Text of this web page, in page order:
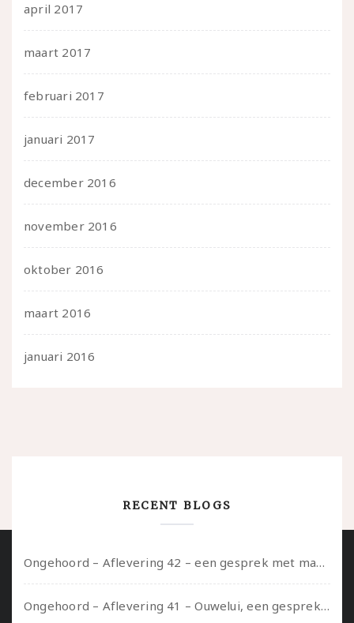
april 2017
maart 2017
februari 2017
januari 2017
december 2016
november 2016
oktober 2016
maart 2016
januari 2016
RECENT BLOGS
Ongehoord – Aflevering 42 – een gesprek met marijn over seksueel opbloeien, het ouderschap uitvinden en verschillende leeftijden in je mee dragen
Ongehoord – Aflevering 41 – Ouwelui, een gesprek met Marcelle over polyamorie op latere leeftijd, (mantel)zorg voor je partners en seksueel plezier.